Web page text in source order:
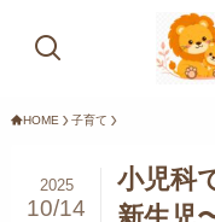
HOME 子育て
小児科
2025
10/14